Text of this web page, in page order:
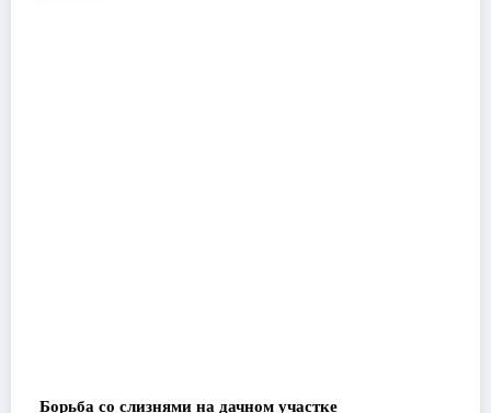
Борьба со слизнями на дачном участке